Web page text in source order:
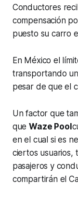
Conductores
compensación
puesto su carro
En México el
transportando
pesar de que el
Un factor que
queWaze Pool
en el cual si es
ciertos usuarios,
pasajeros y
compartirán el